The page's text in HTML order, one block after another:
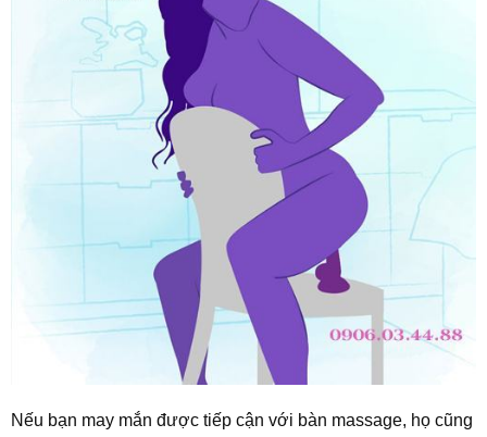
Nếu bạn may mắn được tiếp cận với bàn massage, họ cũng